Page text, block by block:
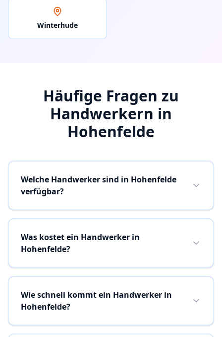
Winterhude
Häufige Fragen zu
Handwerkern in
Hohenfelde
Welche Handwerker sind in Hohenfelde
verfügbar?
Was kostet ein Handwerker in
Hohenfelde?
Wie schnell kommt ein Handwerker in
Hohenfelde?